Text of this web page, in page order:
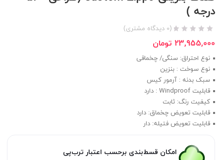
درجه )
(
0 دیدگاه مشتری)
23,955,000 تومان
نوع احتراق: سنگی/ چخماقی
نوع سوخت : بنزین
سبک بدنه : آرمور کیس
قابلیت Windproof : دارد
کیفیت رنگ: ثابت
قابلیت تعویض چخماق: دارد
قابلیت تعویض فتیله: دار
امکان قسط‌بندی برحسب اعتبار ترب‌پی